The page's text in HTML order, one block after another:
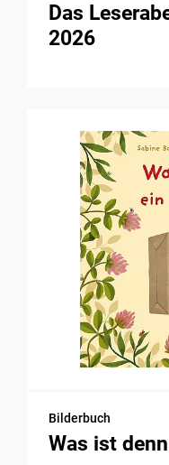
Das
2026
Bilderbuch
Was ist